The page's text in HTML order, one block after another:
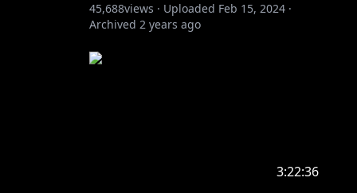
45,688views · Uploaded Feb 15, 2024 ·
Archived 2 years ago
3:22:36